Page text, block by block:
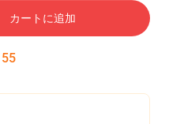
カートに追加
54